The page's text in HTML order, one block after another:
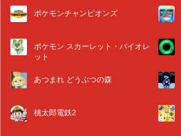
ポケモンチャンピオンズ
ポケモン スカーレット・バイオレ
ット
あつまれ どうぶつの森
桃太郎電鉄2